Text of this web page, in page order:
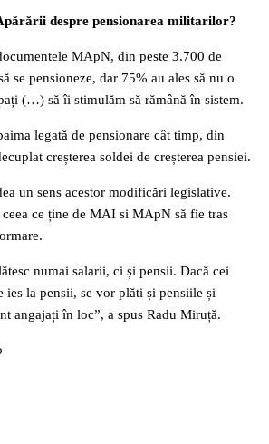
despre pensionarea militarilor?
MApN, din peste 3.700 de
se pensioneze, dar 75% au ales să nu o
(…) să îi stimulăm să rămână în sistem.
legată de pensionare cât timp, din
creșterea soldei de creșterea pensiei.
un sens acestor modificări legislative.
ceea ce ține de MAI si MApN să fie tras
numai salarii, ci și pensii. Dacă cei
ies la pensii, se vor plăti și pensiile și
angajați în loc”, a spus Radu Miruță.